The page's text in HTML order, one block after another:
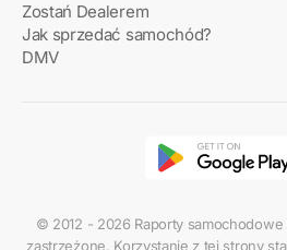
Zostań Dealerem
Jak sprzedać samochód?
DMV
© 2012 - 2026 Raporty samochodowe
zastrzeżone. Korzystanie z tej strony